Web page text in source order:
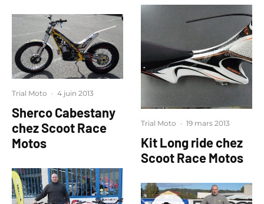
Trial Moto · 4 juin 2013
Sherco Cabestany
chez Scoot Race
Motos
Trial Moto · 19 mars 2013
Kit Long ride chez
Scoot Race Motos